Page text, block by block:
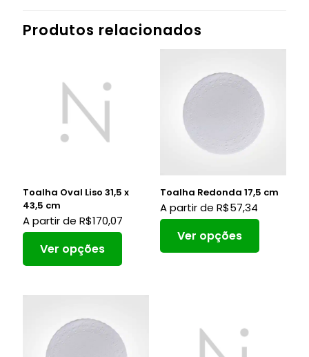
Produtos relacionados
Toalha Oval Liso 31,5 x
43,5 cm
A partir de R$170,07
Ver opções
Toalha Redonda 17,5 cm
A partir de R$57,34
Ver opções